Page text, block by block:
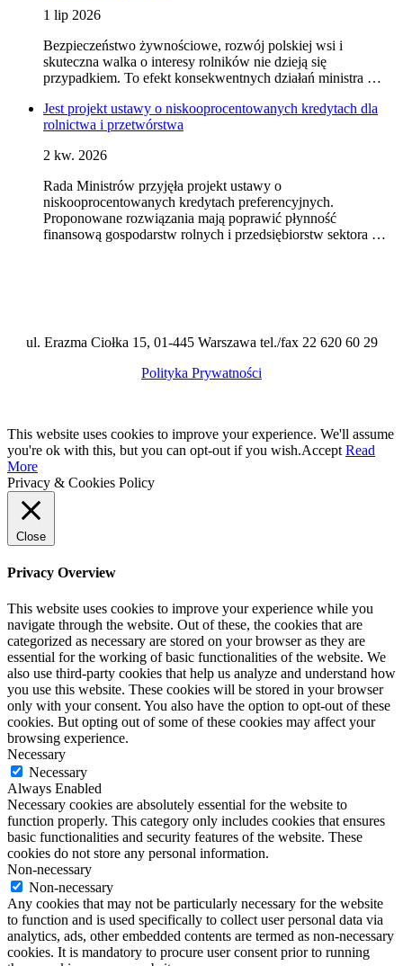
1 lip 2026
Bezpieczeństwo żywnościowe, rozwój polskiej wsi i
skuteczna walka o interesy rolników nie dzieją się
przypadkiem. To efekt konsekwentnych działań ministra …
Jest projekt ustawy o niskooprocentowanych kredytach dla
rolnictwa i przetwórstwa
2 kw. 2026
Rada Ministrów przyjęła projekt ustawy o
niskooprocentowanych kredytach preferencyjnych.
Proponowane rozwiązania mają poprawić płynność
finansową gospodarstw rolnych i przedsiębiorstw sektora …
ul. Erazma Ciołka 15, 01-445 Warszawa tel./fax 22 620 60 29
Polityka Prywatności
This website uses cookies to improve your experience. We'll assume
you're ok with this, but you can opt-out if you wish.Accept Read
More
Privacy & Cookies Policy
Close
Privacy Overview
This website uses cookies to improve your experience while you
navigate through the website. Out of these, the cookies that are
categorized as necessary are stored on your browser as they are
essential for the working of basic functionalities of the website. We
also use third-party cookies that help us analyze and understand how
you use this website. These cookies will be stored in your browser
only with your consent. You also have the option to opt-out of these
cookies. But opting out of some of these cookies may affect your
browsing experience.
Necessary
Necessary
Always Enabled
Necessary cookies are absolutely essential for the website to
function properly. This category only includes cookies that ensures
basic functionalities and security features of the website. These
cookies do not store any personal information.
Non-necessary
Non-necessary
Any cookies that may not be particularly necessary for the website
to function and is used specifically to collect user personal data via
analytics, ads, other embedded contents are termed as non-necessary
cookies. It is mandatory to procure user consent prior to running